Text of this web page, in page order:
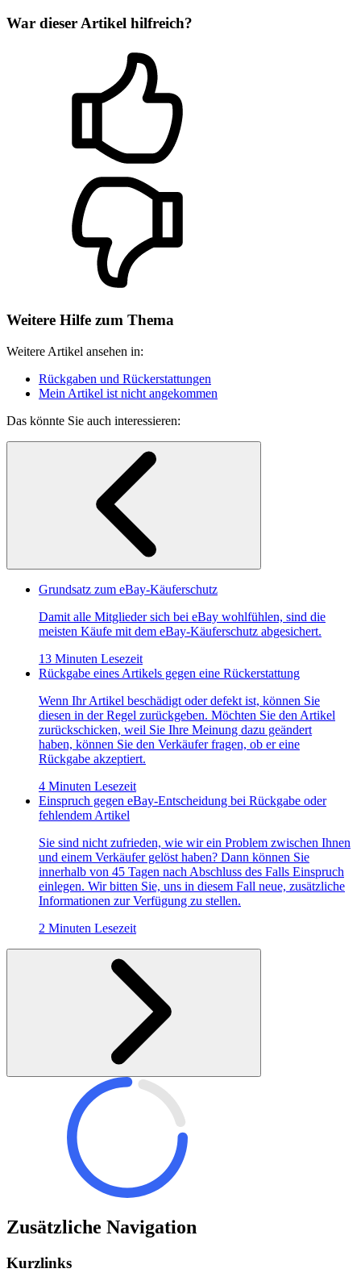
War dieser Artikel hilfreich?
Weitere Hilfe zum Thema
Weitere Artikel ansehen in:
Rückgaben und Rückerstattungen
Mein Artikel ist nicht angekommen
Das könnte Sie auch interessieren:
Grundsatz zum eBay-Käuferschutz
Damit alle Mitglieder sich bei eBay wohlfühlen, sind die
meisten Käufe mit dem eBay-Käuferschutz abgesichert.
13 Minuten Lesezeit
Rückgabe eines Artikels gegen eine Rückerstattung
Wenn Ihr Artikel beschädigt oder defekt ist, können Sie
diesen in der Regel zurückgeben. Möchten Sie den Artikel
zurückschicken, weil Sie Ihre Meinung dazu geändert
haben, können Sie den Verkäufer fragen, ob er eine
Rückgabe akzeptiert.
4 Minuten Lesezeit
Einspruch gegen eBay-Entscheidung bei Rückgabe oder
fehlendem Artikel
Sie sind nicht zufrieden, wie wir ein Problem zwischen Ihnen
und einem Verkäufer gelöst haben? Dann können Sie
innerhalb von 45 Tagen nach Abschluss des Falls Einspruch
einlegen. Wir bitten Sie, uns in diesem Fall neue, zusätzliche
Informationen zur Verfügung zu stellen.
2 Minuten Lesezeit
Zusätzliche Navigation
Kurzlinks